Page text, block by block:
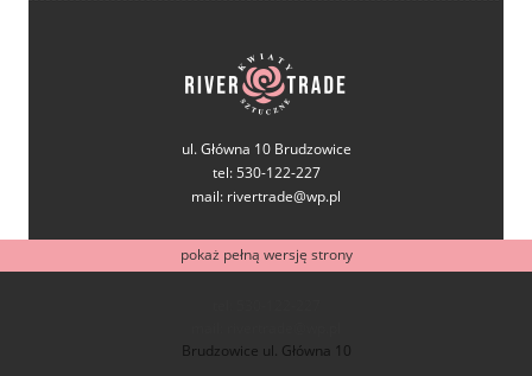
ul. Główna 10 Brudzowice
tel: 530-122-227
mail: rivertrade@wp.pl
pokaż pełną wersję strony
Brudzowice ul. Główna 10